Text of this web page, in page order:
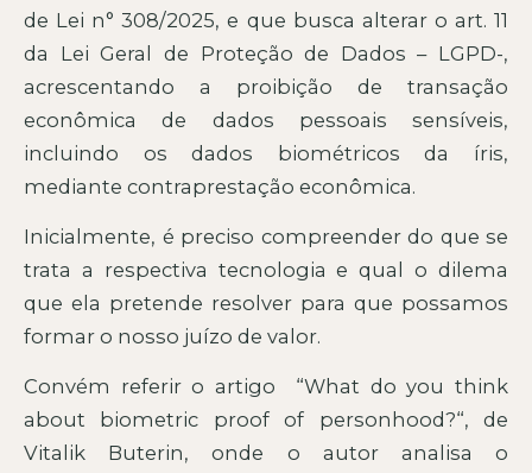
de Lei n° 308/2025, e que busca alterar o art. 11
da Lei Geral de Proteção de Dados – LGPD-,
acrescentando a proibição de transação
econômica de dados pessoais sensíveis,
incluindo os dados biométricos da íris,
mediante contraprestação econômica.
Inicialmente, é preciso compreender do que se
trata a respectiva tecnologia e qual o dilema
que ela pretende resolver para que possamos
formar o nosso juízo de valor.
Convém referir o artigo “What do you think
about biometric proof of personhood?“, de
Vitalik Buterin, onde o autor analisa o